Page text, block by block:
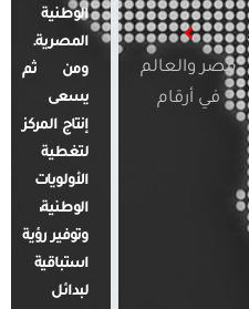
مصر والعالم
في أرقام
الوطنية
المصرية.
ومن ثم
يسعى
إنتاج المركز
لتغطية
الأولويات
الوطنية،
وتوفير رؤية
استباقية
لبدائل